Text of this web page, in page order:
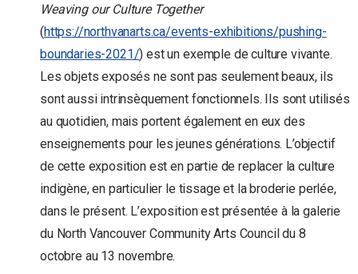
Weaving our Culture Together
(https://northvanarts.ca/events-exhibitions/pushing-
boundaries-2021/) est un exemple de culture vivante.
Les objets exposés ne sont pas seulement beaux, ils
sont aussi intrinsèquement fonctionnels. Ils sont utilisés
au quotidien, mais portent également en eux des
enseignements pour les jeunes générations. L’objectif
de cette exposition est en partie de replacer la culture
indigène, en particulier le tissage et la broderie perlée,
dans le présent. L’exposition est présentée à la galerie
du North Vancouver Community Arts Council du 8
octobre au 13 novembre.